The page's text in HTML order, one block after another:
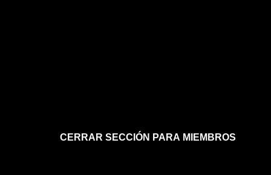
CERRAR SECCIÓN PARA MIEMBROS